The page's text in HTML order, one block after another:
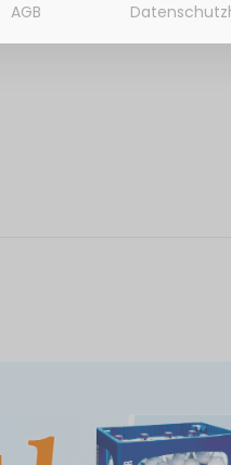
AGB